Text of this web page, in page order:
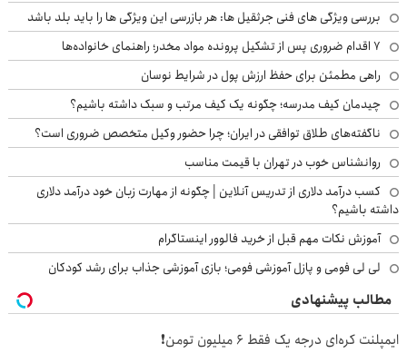
بررسی ویژگی های فنی جرثقیل ها: هر بازرسی این ویژگی ها را باید بلد باشد
۷ اقدام ضروری پس از تشکیل پرونده مواد مخدر؛ راهنمای خانواده‌ها
راهی مطمئن برای حفظ ارزش پول در شرایط نوسان
چیدمان کیف مدرسه؛ چگونه یک کیف مرتب و سبک داشته باشیم؟
ناگفته‌های طلاق توافقی در ایران؛ چرا حضور وکیل متخصص ضروری است؟
روانشناس خوب در تهران با قیمت مناسب
کسب درآمد دلاری از تدریس آنلاین | چگونه از مهارت زبان خود درآمد دلاری
داشته باشیم؟
آموزش نکات مهم قبل از خرید فالوور اینستاگرام
لی لی فومی و پازل آموزشی فومی؛ بازی آموزشی جذاب برای رشد کودکان
مطالب پیشنهادی
ایمپلنت کره‌ای درجه یک فقط 6 میلیون تومن❗